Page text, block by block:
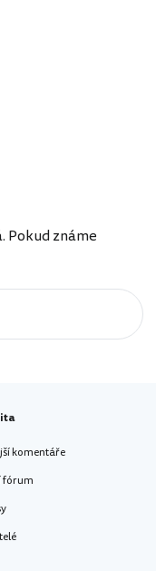
Pokud známe
komentáře
fórum